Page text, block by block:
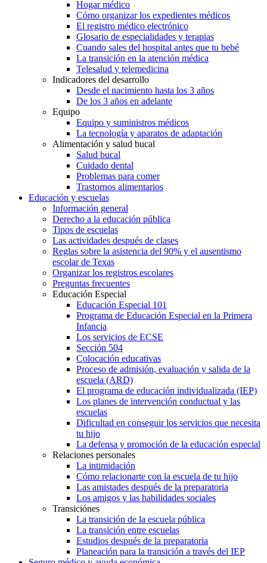
Hogar médico
Cómo organizar los expedientes médicos
El registro médico electrónico
Glosario de especialidades y terapias
Cuando sales del hospital antes que tu bebé
La transición en la atención médica
Telesalud y telemedicina
Indicadores del desarrollo
Desde el nacimiento hasta los 3 años
De los 3 años en adelante
Equipo
Equipo y suministros médicos
La tecnología y aparatos de adaptación
Alimentación y salud bucal
Salud bucal
Cuidado dental
Problemas para comer
Trastornos alimentarios
Educación y escuelas
Información general
Derecho a la educación pública
Tipos de escuelas
Las actividades después de clases
Reglas sobre la asistencia del 90% y el ausentismo
escolar de Texas
Organizar los registros escolares
Preguntas frecuentes
Educación Especial
Educación Especial 101
Programa de Educación Especial en la Primera
Infancia
Los servicios de ECSE
Sección 504
Colocación educativas
Proceso de admisión, evaluación y salida de la
escuela (ARD)
El programa de educación individualizada (IEP)
Los planes de intervención conductual y las
escuelas
Dificultad en conseguir los servicios que necesita
tu hijo
La defensa y promoción de la educación especial
Relaciones personales
La intimidación
Cómo relacionarte con la escuela de tu hijo
Las amistades después de la preparatoria
Los amigos y las habilidades sociales
Transiciónes
La transición de la escuela pública
La transición entre escuelas
Estudios después de la preparatoria
Planeación para la transición a través del IEP